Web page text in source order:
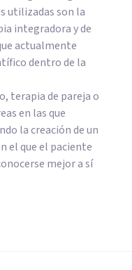
utilizadas son la
integradora y de
actualmente
dentro de la
terapia de pareja o
en las que
la creación de un
el que el paciente
mejor a sí